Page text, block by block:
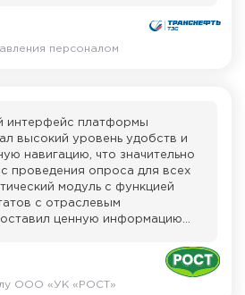
интуитивно понятны, что
вовлеченности всех
и определить зоны для
корпоративной среды.
работу Моисея Исаева,
уровень
оперативность и
к нашим запросам. Его
облегчило процесс и
справиться со всеми
персоналом
интерфейс платформы
высокий уровень удобств и
навигацию, что значительно
проведения опроса для всех
модуль с функцией
с отраслевым
ценную информацию
Техническая поддержка
работу платформ! на
исследования.
ООО «УК «РОСТ»